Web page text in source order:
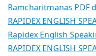
Ramcharitmanas PDF
RAPIDEX ENGLISH
Rapidex English
RAPIDEX ENGLISH